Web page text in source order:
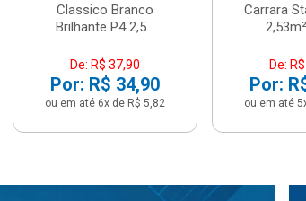
Classico Branco
Brilhante P4 2,5...
De: R$ 37,90
Por: R$ 34,90
ou em até 6x de R$ 5,82
Carrara
De:
Por:
ou em até